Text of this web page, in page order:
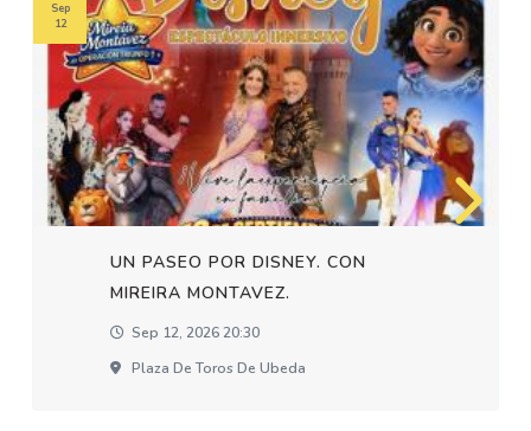
UN PASEO POR DISNEY. CON
MIREIRA MONTAVEZ.
Sep 12, 2026 20:30
Plaza De Toros De Ubeda
Sep
12